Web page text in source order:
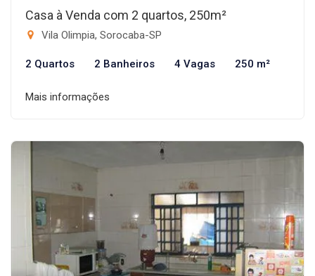
Casa à Venda com 2 quartos, 250m²
Vila Olimpia, Sorocaba-SP
2 Quartos 2 Banheiros 4 Vagas 250 m²
Mais informações